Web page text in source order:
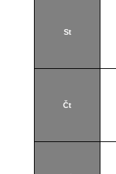
St
Čt